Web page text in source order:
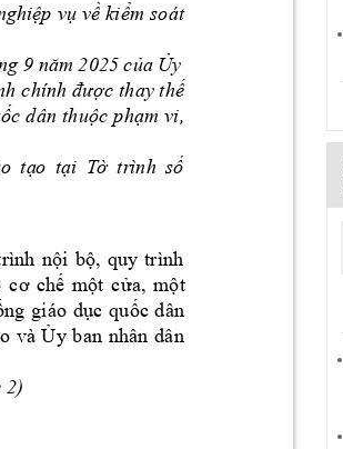
vụ về kiểm soát
9 năm 2025 của Ủy
chính được thay thế
dân thuộc phạm vi,
o tạo tại Tờ trình số
ình nội bộ, quy trình
cơ chế một cửa, một
ng giáo dục quốc dân
o và Ủy ban nhân dân
2)